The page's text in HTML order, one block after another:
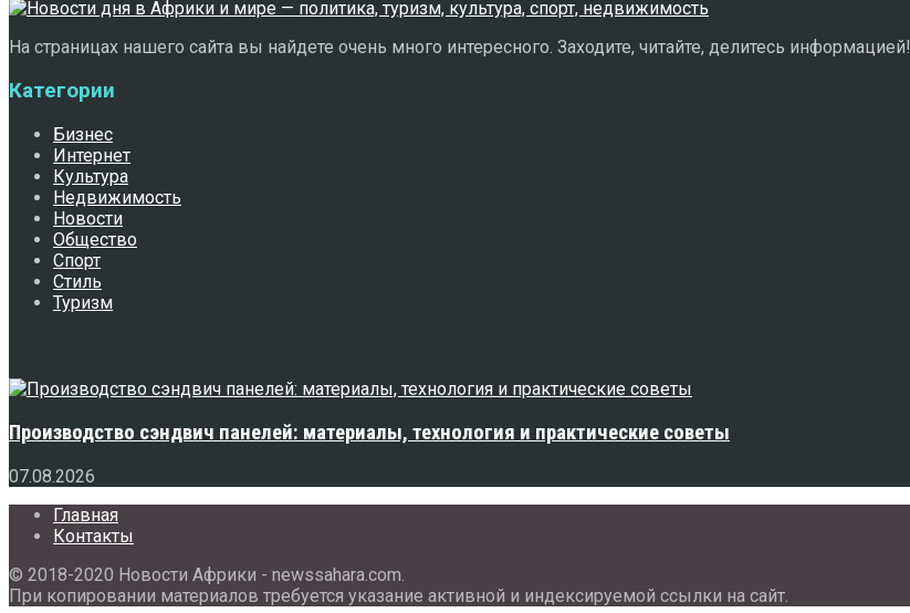
На страницах нашего сайта вы найдете очень много интересного. Заходите, читайте, делитесь информацией!
Категории
Бизнес
Интернет
Культура
Недвижимость
Новости
Общество
Спорт
Стиль
Туризм
Производство сэндвич панелей: материалы, технология и практические советы
07.08.2026
Главная
Контакты
© 2018-2020 Новости Африки - newssahara.com.
При копировании материалов требуется указание активной и индексируемой ссылки на сайт.